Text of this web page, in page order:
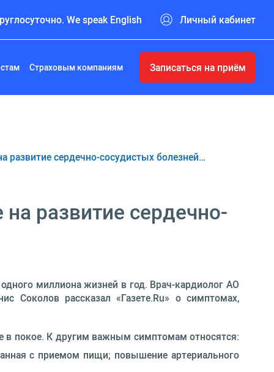
We speak English Личный кабинет
Страховым компаниям Записаться на приём
сердечно-сосудистых болезней…
развитие сердечно-
миллиона жизней в год. Врач-кардиолог АО
Соколов рассказал «Газете.Ru» о симптомах,
в покое. К другим важным симптомам относятся:
с приемом пищи; повышение артериального